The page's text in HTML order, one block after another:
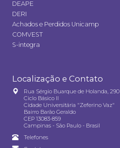
DEAPE
DERI
Achados e Perdidos Unicamp
COMVEST
S-integra
Localização e Contato
Rua Sérgio Buarque de Holanda, 290
Ciclo Básico II
Cidade Universitária "Zeferino Vaz"
Bairro Barão Geraldo
CEP 13083-859
Campinas - São Paulo - Brasil
Telefones